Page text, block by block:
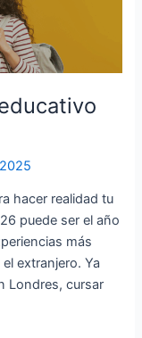
hacer realidad tu
puede ser el año
más
extranjero. Ya
Londres, cursar